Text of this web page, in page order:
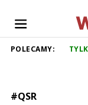
POLECAMY:
#QSR